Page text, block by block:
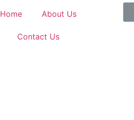
Home About Us
Contact Us